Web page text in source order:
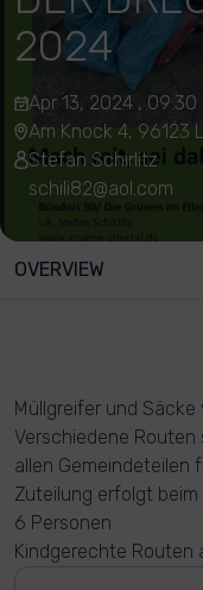
2024
Apr 13, 2024 , 09:30
Am Knock 4, 96123
Stefan Schirlitz
schili82@aol.com
OVERVIEW
Müllgreifer und Säcke
Verschiedene
allen Gemeindeteilen
Zuteilung erfolgt
6 Personen
Kindgerechte Routen